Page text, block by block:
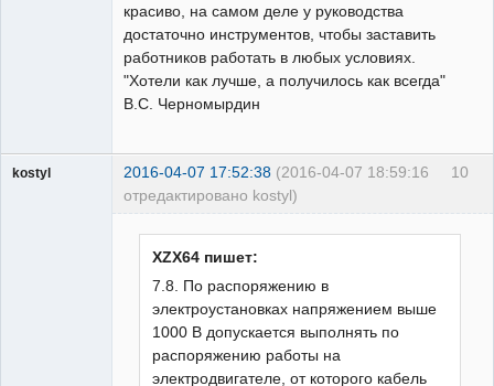
красиво, на самом деле у руководства
достаточно инструментов, чтобы заставить
работников работать в любых условиях.
"Хотели как лучше, а получилось как всегда"
В.С. Черномырдин
10
kostyl 2016-04-07 17:52:38 (2016-04-07 18:59:16
отредактировано kostyl)
XZX64 пишет:
7.8. По распоряжению в
электроустановках напряжением выше
1000 В допускается выполнять по
распоряжению работы на
электродвигателе, от которого кабель